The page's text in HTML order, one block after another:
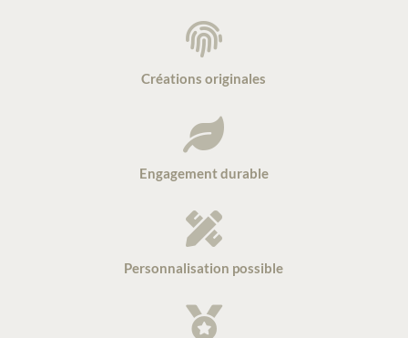

Créations originales

Engagement durable

Personnalisation possible
